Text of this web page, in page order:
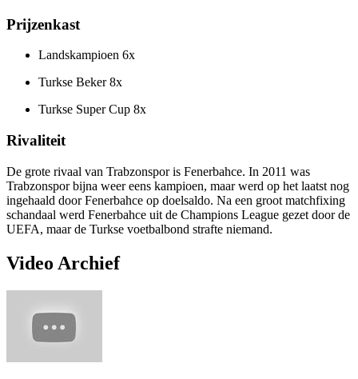
Prijzenkast
Landskampioen 6x
Turkse Beker 8x
Turkse Super Cup 8x
Rivaliteit
De grote rivaal van Trabzonspor is Fenerbahce. In 2011 was
Trabzonspor bijna weer eens kampioen, maar werd op het laatst nog
ingehaald door Fenerbahce op doelsaldo. Na een groot matchfixing
schandaal werd Fenerbahce uit de Champions League gezet door de
UEFA, maar de Turkse voetbalbond strafte niemand.
Video Archief